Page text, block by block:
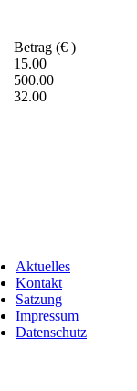
Betrag (€ )
15.00
500.00
32.00
Aktuelles
Kontakt
Satzung
Impressum
Datenschutz